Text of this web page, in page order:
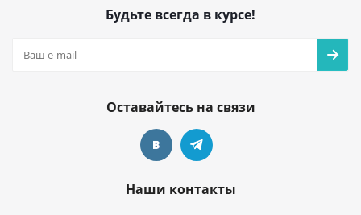
Будьте всегда в курсе!
Оставайтесь на связи
Наши контакты